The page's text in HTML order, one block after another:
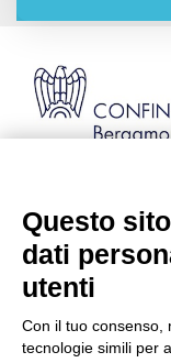
Codice Fiscale:
CONFINDUSTRIA
Questo
dati
utenti
Con il tuo consenso,
tecnologie simili per